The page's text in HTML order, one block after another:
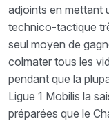
adjoints en mettant
technico-tactique
seul moyen de
colmater tous les
pendant que la
Ligue 1 Mobilis la
préparées que le